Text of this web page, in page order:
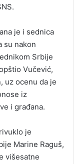
je i sednica
su nakon
Srbije
Vučević,
uz ocenu da je
iz
i građana.
je
Marine Raguš,
višesatne